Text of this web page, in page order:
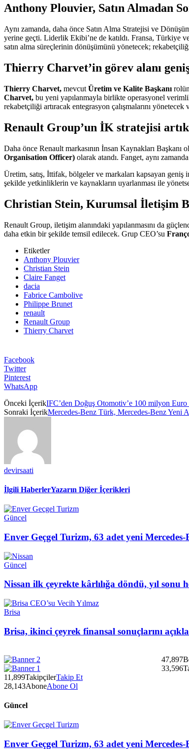
Anthony Plouvier, Satın Almadan
Aynı zamanda, daha önce Satın Alma Stratejisi ve
yerine geçti. Liderlik Ekibi’ne de katıldı. Fransa, Türkiye
satın alma süreçlerinin dönüşümünü yönetecek;
Thierry Charvet’in görev alanı
Thierry Charvet, mevcut Üretim ve Kalite Başkanı
Charvet, bu yeni yapılanmayla birlikte operasyonel
rekabetçiliği artıracak entegrasyon çalışmalarını
Renault Group’un İK stratejisi
Daha önce Renault markasının İnsan Kaynakları Başkanı
Organisation Officer) olarak atandı. Fanget, aynı
Üretim, satış, İttifak, bölgeler ve markaları kapsayan
şekilde yetkinliklerin ve kaynakların uyarlanması ile
Christian Stein, Kurumsal İletişim
Renault Group, iletişim alanındaki yapılanmasını da
daha etkin bir şekilde temsil edilecek. Grup CEO’su
Etiketler
Anthony Plouvier
Christian Stein
Claire Fanget
dacia
Fabrice Cambolive
Philippe Brunet
renault
Renault Group
Thierry Charvet
Facebook
Twitter
Pinterest
WhatsApp
Önceki İçerikIFC’den Doğuş Otomotiv’e 100 milyon Euro
Sonraki İçerikMercedes-Benz Türk, Mercedes-Benz Yeni
devirsaati
İlgili HaberlerYazarın Diğer İçerikleri
Güncel
Enver Geçgel Turizm, 63 adet yeni Mercedes-
Güncel
Nissan ilk çeyrekte kârlılığa döndü, yıl sonu
Brisa
Brisa, ikinci çeyrek finansal sonuçlarını
47,897
33,596
11,899TakipçilerTakip Et
28,143AboneAbone Ol
Güncel
Enver Geçgel Turizm, 63 adet yeni Mercedes-